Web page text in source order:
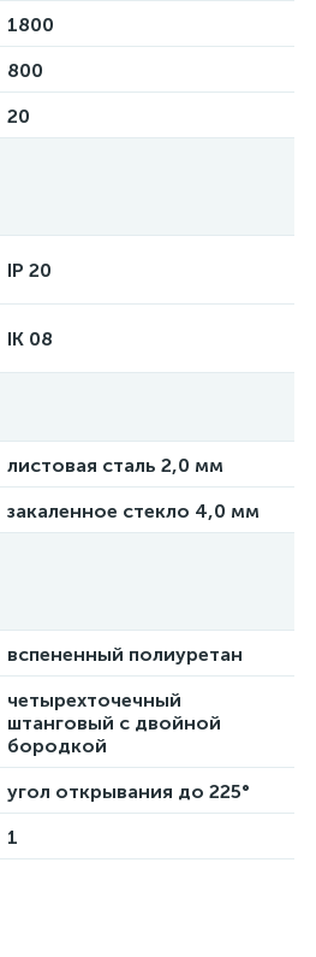
1800
800
20
IP 20
IK 08
листовая сталь 2,0 мм
закаленное стекло 4,0 мм
вспененный полиуретан
четырехточечный
штанговый с двойной
бородкой
угол открывания до 225°
1